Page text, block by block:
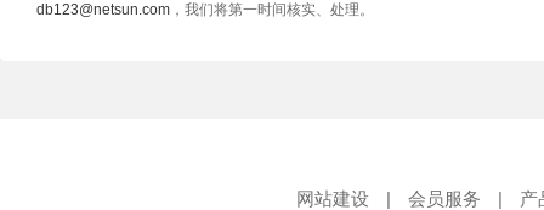
db123@netsun.com ，我们将第一时间核实、处理。
网站建设 | 会员服务 | 产